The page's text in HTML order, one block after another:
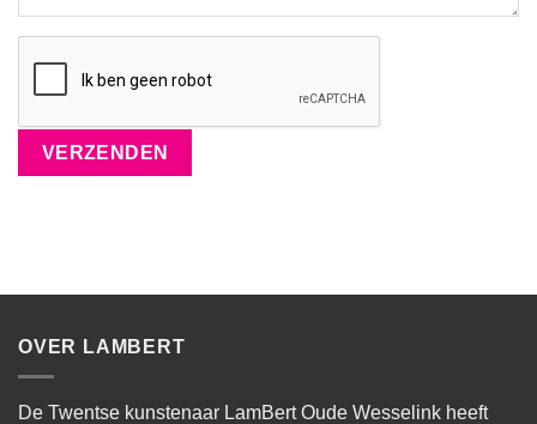
OVER LAMBERT
De Twentse kunstenaar LamBert Oude Wesselink heeft